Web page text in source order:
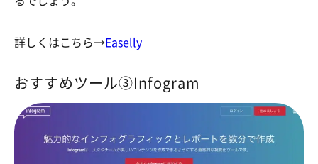
詳しくはこちら→ Easelly
おすすめツール③Infogram